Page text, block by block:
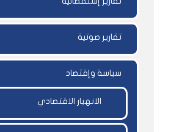
تقارير صوتية
سياسة وإقتصاد
الانهيار الاقتصادي